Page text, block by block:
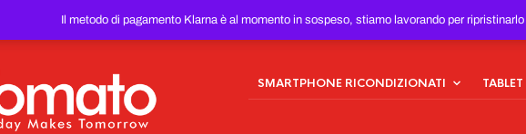
Il metodo di pagamento Klarna è al momento in sospeso, stiamo lavorando per
PREZZO DEL WEB!
SMARTPHONE RICONDIZIONATI